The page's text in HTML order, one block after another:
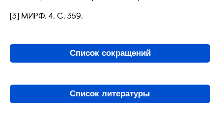
[3] МИРФ. 4. С. 359.
Список сокращений
Список литературы